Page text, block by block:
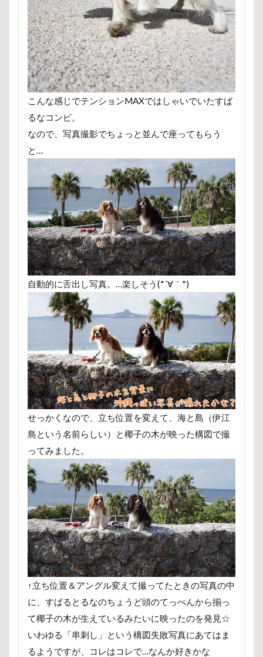
こんな感じでテンションMAXではしゃいでいたすば
るなコンビ。
なので、写真撮影でちょっと並んで座ってもらう
と…
自動的に舌出し写真。…楽しそう(*´∀｀*)
せっかくなので、立ち位置を変えて、海と島（伊江
島という名前らしい）と椰子の木が映った構図で撮
ってみました。
↑立ち位置＆アングル変えて撮ってたときの写真の中
に、すばるとるなのちょうど頭のてっぺんから揃っ
て椰子の木が生えているみたいに映ったのを発見☆
いわゆる「串刺し」という構図失敗写真にあてはま
るようですが、コレはコレで…なんか好きかな
那須ゴンドラ 那須どうぶつ王国
那須とりっくあー
道満ドッグラン
道満ドッグプール 運転手
踊り
追いかけっこ 迷子札 近江屋
軽井沢町 南軽井沢
軽井沢町 軽井沢旅行
車
砂浜 石川県 引っ越し
日向ぼっこ
春三くん
星野エリア 昇降テーブル
旭日丘湖
旧軽井沢森ノ美術館
方言
新潟県
新春ハッピースクラッチキャンペーン
文太くん
散歩 撮影会 暑さ対策
最敬礼
梨
梅百花園 梅 桜並木 桜
桃侍くん
柚稀（ゆずき）くん
枕 松本市
月チャーム
東京ビックサイト
東京April 来客
本部町
望くん
服 撮影テクニック
携帯ストラップ
忍者
成田ゆめ牧場 愛車 情報誌
恩納村
怒られる5秒前
怒らない 忘年会 心雑音
心配
心臓病の薬 心大朗くん
彩湖・道満グリーンパーク
弱点 成田山
接触冷感
接待係 指輪 抱擁
抱っこ紐
抜け毛取りクリーナー
抜け毛
手編みセーター
手作りスヌード
手作りゴハン 手作りケーキ
扇雀飴本舗
所沢航空記念公園 所沢市
房総
短冊に願いごと書いったー
犬の系統図 猫
犬用御節
犬用ケーキ 犬歯 犬服
犬と泊まれる宿
玉ボケ
犬から訊いた「お留守番の
特集
特等席 牛革鑑札入れ 牛乳屋
焼肉
獣医 王様風
無線LAN搭載SDHCカード
真剣 看板犬 目黒区 皮膚
疲れた
玲凰（れおん）くん 異父姉妹
異母兄
甚平
甘エビ 琥龍くん 琥珀ちゃん
焼き芋
炭火焼肉 船渡 模様替え
毛呂山町
沖縄県
沖縄旅行 沖縄サンプラザホテル
水元公園
毛玉 残像 河津桜 歯磨き
樹脂粘土
横浜港シンボルタワー
沖縄美ら海水族館
泡
温泉
涼感バーセア 浸透印 海風